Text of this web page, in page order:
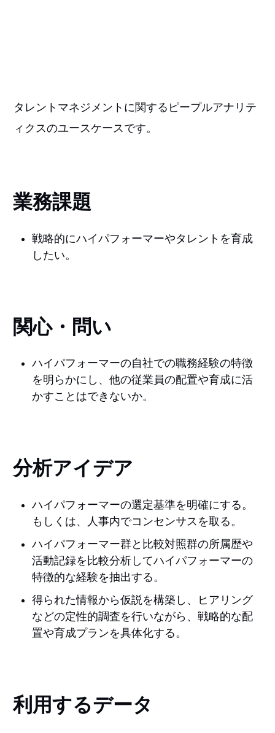
タレントマネジメントに関するピープルアナリテ
ィクスのユースケースです。
業務課題
戦略的にハイパフォーマーやタレントを育成
したい。
関心・問い
ハイパフォーマーの自社での職務経験の特徴
を明らかにし、他の従業員の配置や育成に活
かすことはできないか。
分析アイデア
ハイパフォーマーの選定基準を明確にする。
もしくは、人事内でコンセンサスを取る。
ハイパフォーマー群と比較対照群の所属歴や
活動記録を比較分析してハイパフォーマーの
特徴的な経験を抽出する。
得られた情報から仮説を構築し、ヒアリング
などの定性的調査を行いながら、戦略的な配
置や育成プランを具体化する。
利用するデータ